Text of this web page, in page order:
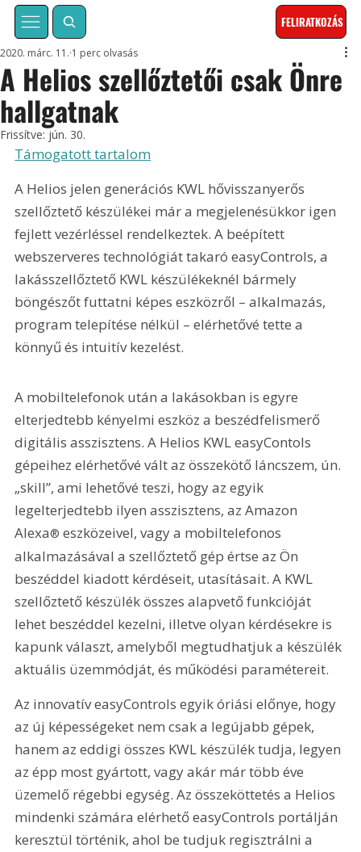
FELIRATKOZÁS
A Helios szellőztetői csak Önre
hallgatnak
2020. márc. 11. 1 perc olvasás
Frissítve: jún. 30.
Támogatott tartalom
A Helios jelen generációs KWL hővisszanyerős
szellőztető készülékei már a megjelenésükkor igen
fejlett vezérléssel rendelkeztek. A beépített
webszerveres technológiát takaró easyControls, a
lakásszellőztető KWL készülékeknél bármely
böngészőt futtatni képes eszközről – alkalmazás,
program telepítése nélkül – elérhetővé tette a
könnyű és intuitív kezelést.
A mobiltelefonok után a lakásokban is egyre
elterjedtebb kényelmi eszköz a beszédfelismerő
digitális asszisztens. A Helios KWL easyContols
gépeihez elérhetővé vált az összekötő láncszem, ún.
„skill”, ami lehetővé teszi, hogy az egyik
legelterjedtebb ilyen asszisztens, az Amazon
Alexa® eszközeivel, vagy a mobiltelefonos
alkalmazásával a szellőztető gép értse az Ön
beszéddel kiadott kérdéseit, utasításait. A KWL
szellőztető készülék összes alapvető funkcióját
lehet beszéddel kezelni, illetve olyan kérdésekre is
kapunk választ, amelyből megtudhatjuk a készülék
aktuális üzemmódját, és működési paramétereit.
Az innovatív easyControls egyik óriási előnye, hogy
az új képességeket nem csak a legújabb gépek,
hanem az eddigi összes KWL készülék tudja, legyen
az épp most gyártott, vagy akár már több éve
üzemelő régebbi egység. Az összeköttetés a Helios
mindenki számára elérhető easyControls portálján
keresztül történik, ahol be tudjuk regisztrálni a